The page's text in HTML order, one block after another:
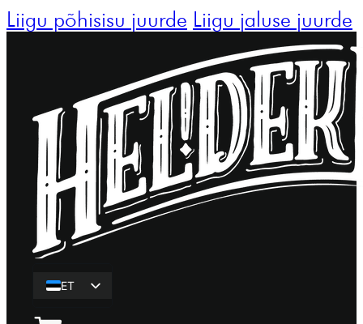
Liigu põhisisu juurde Liigu jaluse juurde
ET